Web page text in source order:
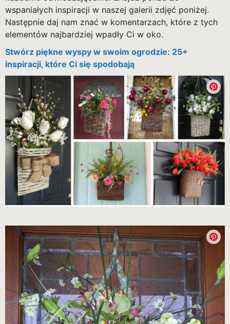
wspaniałych inspiracji w naszej galerii zdjęć poniżej.
Następnie daj nam znać w komentarzach, które z tych
elementów najbardziej wpadły Ci w oko.
Stwórz piękne wyspy w swoim ogrodzie: 25+
inspiracji, które Ci się spodobają